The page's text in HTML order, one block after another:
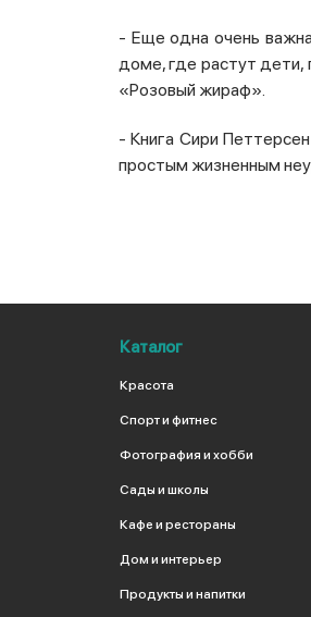
- Еще одна очень
доме, где растут дети,
«Розовый жираф».
- Книга Сири
простым жизненным
Каталог
Красота
Спорт и фитнес
Фотография и хобби
Сады и школы
Кафе и рестораны
Дом и интерьер
Продукты и напитки